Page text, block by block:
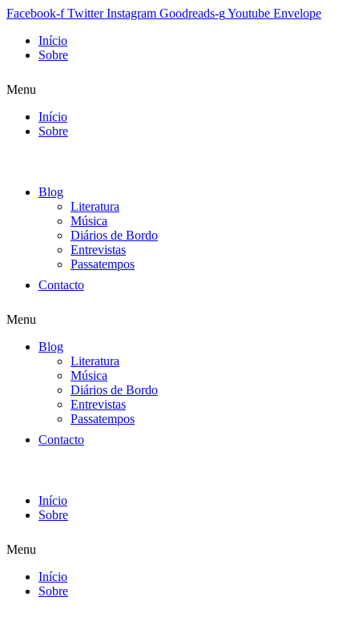
Facebook-f Twitter Instagram Goodreads-gYoutube Envelope
Início
Sobre
Menu
Início
Sobre
Blog
Literatura
Música
Diários de Bordo
Entrevistas
Passatempos
Contacto
Menu
Blog
Literatura
Música
Diários de Bordo
Entrevistas
Passatempos
Contacto
Início
Sobre
Menu
Início
Sobre